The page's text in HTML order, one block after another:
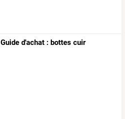
Guide d'achat : bottes cuir